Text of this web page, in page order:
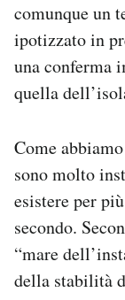
comunque un
ipotizzato in
una conferma
quella
Come
sono molto
esistere per
secondo.
“mare
della stabilità